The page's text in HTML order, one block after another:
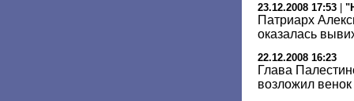
23.12.2008 17:53 |
Патриарх
оказалась
22.12.2008 16:23
Глава
возложил